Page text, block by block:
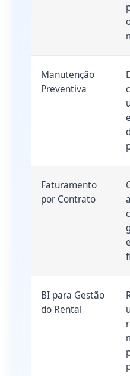
Manutenção
Preventiva
Faturamento
por Contrato
BI para Gestão
do Rental